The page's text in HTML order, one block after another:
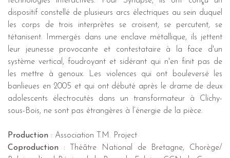
dispositif constellé de plusieurs arcs électriques au sein duquel
les corps de trois interprètes se croisent, se percutent, se
tétanisent. Immergés dans une enclave métallique, ils jettent
leur jeunesse provocante et contestataire à la face d'un
système vertical, foudroyant et sidérant qui n'en finit pas de
les mettre à genoux. Les violences qui ont bouleversé les
banlieues en 2005 et qui ont débuté après le drame de deux
adolescents électrocutés dans un transformateur à Clichy-
sous-Bois, ne sont pas étrangères à l’énergie de la pièce.
Production : Association T.M. Project
Coproduction : Théâtre National de Bretagne, Chorège/